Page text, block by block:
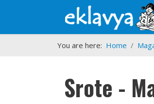
You are here: Home
Srote -